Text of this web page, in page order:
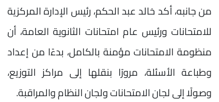
من جانبه، أكد خالد عبد الحكم، رئيس الإدارة المركزية
للامتحانات ورئيس عام امتحانات الثانوية العامة، أن
منظومة الامتحانات مؤمنة بالكامل، بدءًا من إعداد
وطباعة الأسئلة، مرورًا بنقلها إلى مراكز التوزيع،
وصولًا إلى لجان الامتحانات ولجان النظام والمراقبة.